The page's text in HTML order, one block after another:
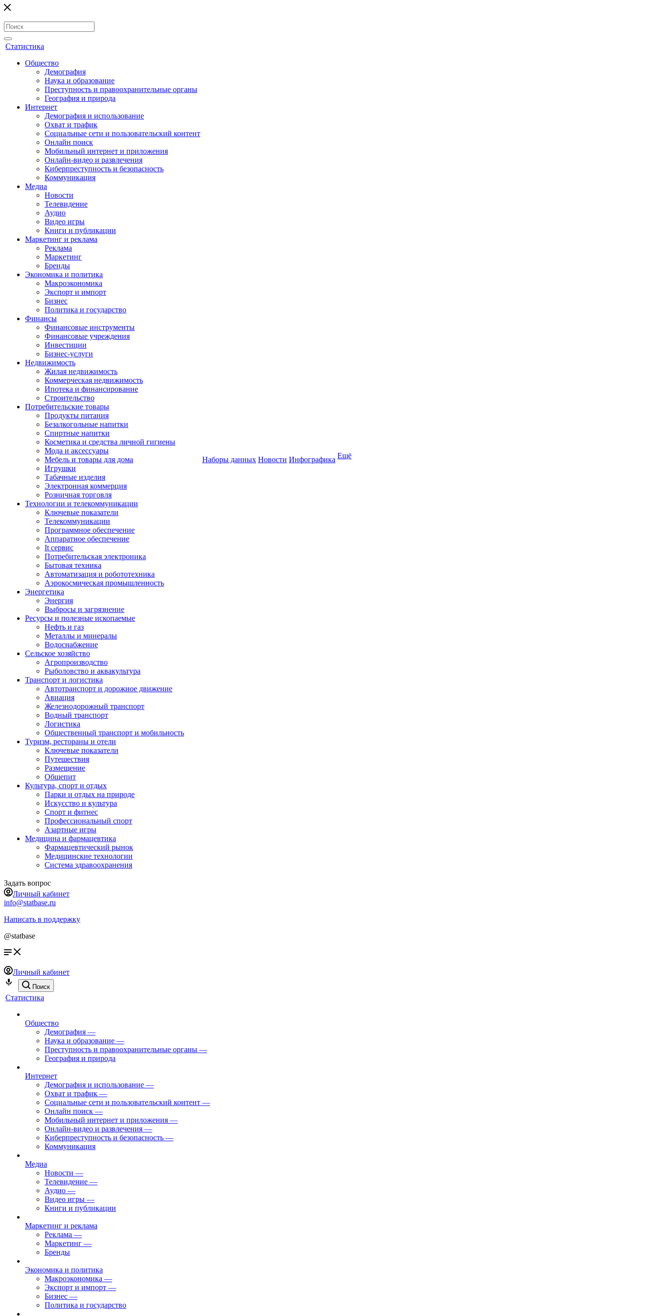
Статистика
Общество
Демография
Наука и образование
Преступность и правоохранительные органы
География и природа
Интернет
Демография и использование
Охват и трафик
Социальные сети и пользовательский контент
Онлайн поиск
Мобильный интернет и приложения
Онлайн-видео и развлечения
Киберпреступность и безопасность
Коммуникация
Медиа
Новости
Телевидение
Аудио
Видео игры
Книги и публикации
Маркетинг и реклама
Реклама
Маркетинг
Бренды
Экономика и политика
Макроэкономика
Экспорт и импорт
Бизнес
Политика и государство
Финансы
Финансовые инструменты
Финансовые учреждения
Инвестиции
Бизнес-услуги
Недвижимость
Жилая недвижимость
Коммерческая недвижимость
Ипотека и финансирование
Строительство
Потребительские товары
Продукты питания
Безалкогольные напитки
Спиртные напитки
Косметика и средства личной гигиены
Мода и аксессуары
Мебель и товары для дома
Игрушки
Табачные изделия
Электронная коммерция
Розничная торговля
Технологии и телекоммуникации
Ключевые показатели
Телекоммуникации
Программное обеспечение
Аппаратное обеспечение
It сервис
Потребительская электроника
Бытовая техника
Автоматизация и робототехника
Аэрокосмическая промышленность
Энергетика
Энергия
Выбросы и загрязнение
Ресурсы и полезные ископаемые
Нефть и газ
Металлы и минералы
Водоснабжение
Сельское хозяйство
Агропроизводство
Рыболовство и аквакультура
Транспорт и логистика
Автотранспорт и дорожное движение
Авиация
Железнодорожный транспорт
Водный транспорт
Логистика
Общественный транспорт и мобильность
Туризм, рестораны и отели
Ключевые показатели
Путешествия
Размещение
Общепит
Культура, спорт и отдых
Парки и отдых на природе
Искусство и культура
Спорт и фитнес
Профессиональный спорт
Азартные игры
Медицина и фармацевтика
Фармацевтический рынок
Медицинские технологии
Система здравоохранения
Наборы данных Новости Инфографика Ещё
Задать вопрос
Личный кабинет
info@statbase.ru
Написать в поддержку
@statbase
Личный кабинет
Поиск
Статистика
Общество
Демография —
Наука и образование —
Преступность и правоохранительные органы —
География и природа
Интернет
Демография и использование —
Охват и трафик —
Социальные сети и пользовательский контент —
Онлайн поиск —
Мобильный интернет и приложения —
Онлайн-видео и развлечения —
Киберпреступность и безопасность —
Коммуникация
Медиа
Новости —
Телевидение —
Аудио —
Видео игры —
Книги и публикации
Маркетинг и реклама
Реклама —
Маркетинг —
Бренды
Экономика и политика
Макроэкономика —
Экспорт и импорт —
Бизнес —
Политика и государство